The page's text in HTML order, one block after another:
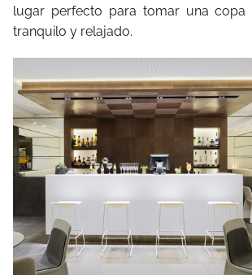
lugar perfecto para tomar una copa
tranquilo y relajado.